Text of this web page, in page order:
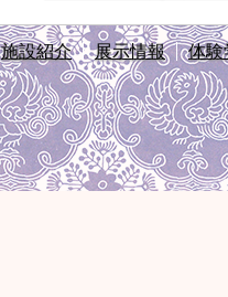
施設紹介 展示情報 体験